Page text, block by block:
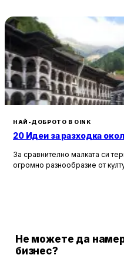
НАЙ-ДОБРОТО В OINK
20 Идеи за разходка
За сравнително малката си
огромно разнообразие от
Не можете да
бизнес?